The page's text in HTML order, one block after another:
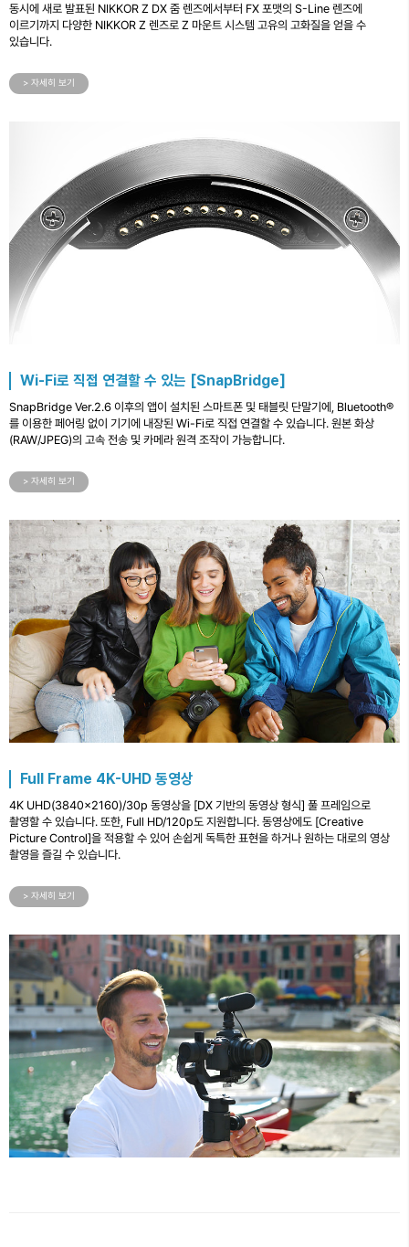
동시에 새로 발표된 NIKKOR Z DX 줌 렌즈에서부터 FX 포맷의 S-Line 렌즈에
이르기까지 다양한 NIKKOR Z 렌즈로 Z 마운트 시스템 고유의 고화질을 얻을 수
있습니다.
> 자세히 보기
Wi-Fi로 직접 연결할 수 있는 [SnapBridge]
SnapBridge Ver.2.6 이후의 앱이 설치된 스마트폰 및 태블릿 단말기에, Bluetooth®
를 이용한 페어링 없이 기기에 내장된 Wi-Fi로 직접 연결할 수 있습니다. 원본 화상
(RAW/JPEG)의 고속 전송 및 카메라 원격 조작이 가능합니다.
> 자세히 보기
Full Frame 4K-UHD 동영상
4K UHD(3840×2160)/30p 동영상을 [DX 기반의 동영상 형식] 풀 프레임으로
촬영할 수 있습니다. 또한, Full HD/120p도 지원합니다. 동영상에도 [Creative
Picture Control]을 적용할 수 있어 손쉽게 독특한 표현을 하거나 원하는 대로의 영상
촬영을 즐길 수 있습니다.
> 자세히 보기